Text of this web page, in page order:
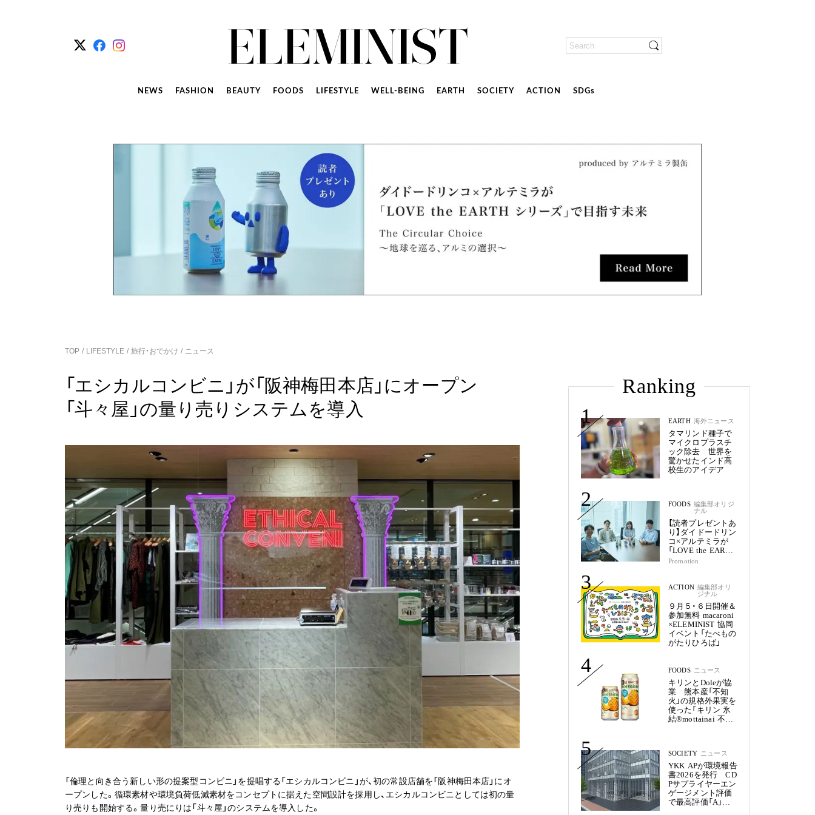
NEWS FASHION BEAUTY FOODS LIFESTYLE WELL-BEING EARTH SOCIETY ACTION SDGs
TOP LIFESTYLE 旅行・おでかけ ニュース
「エシカルコンビニ」が「阪神梅田本店」にオープン
「斗々屋」の量り売りシステムを導入
「倫理と向き合う新しい形の提案型コンビニ」を提唱する「エシカルコンビニ」が、初の常設店舗を「阪神梅田本店」にオ
ープンした。循環素材や環境負荷低減素材をコンセプトに据えた空間設計を採用し、エシカルコンビニとしては初の量
り売りも開始する。量り売にりは「斗々屋」のシステムを導入した。
Ranking
1
EARTH 海外ニュース
タマリンド種子で
マイクロプラスチ
ック除去 世界を
驚かせたインド高
校生のアイデア
2 FOODS 編集部オリジ
ナル
【読者プレゼントあ
り】ダイドードリン
コ×アルテミラが
「LOVE the EARTH
シリーズ」で目指す
Promotion
3 ACTION 編集部オリ
ジナル
９月５・６日開催＆
参加無料 macaroni
×ELEMINIST 協同
イベント「たべもの
がたりひろば」
4 FOODS ニュース
キリンとDoleが協
業 熊本産「不知
火」の規格外果実を
使った「キリン 氷
結®mottainai 不知
5 SOCIETY ニュース
YKK APが環境報告
書2026を発行 CD
Pサプライヤーエン
ゲージメント評価
で最高評価「A」を